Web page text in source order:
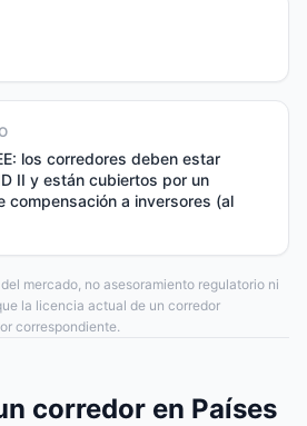
los corredores deben estar
II y están cubiertos por un
compensación a inversores (al
mercado, no asesoramiento regulatorio ni
la licencia actual de un corredor
correspondiente.
corredor en Países